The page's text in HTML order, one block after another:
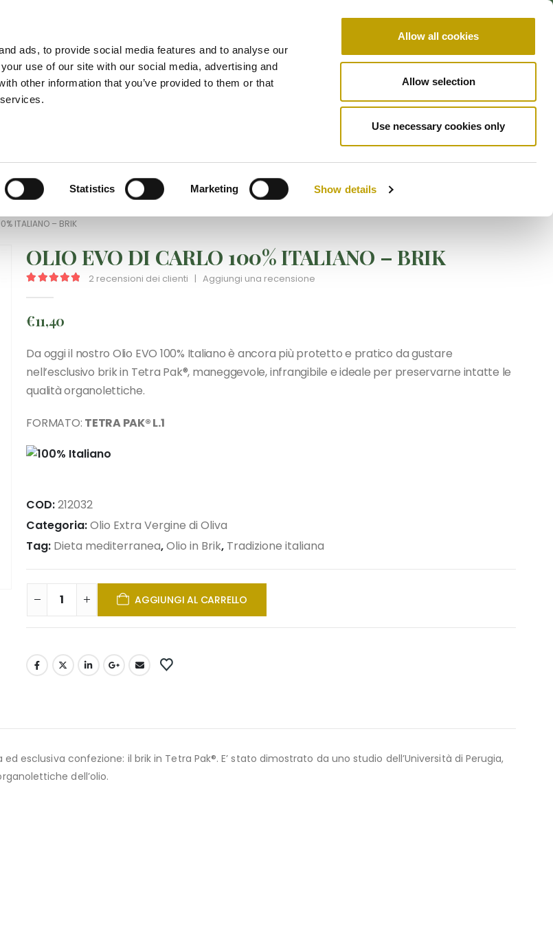
ads, to provide social media features and to analyse our
use of our site with our social media, advertising and
other information that you’ve provided to them or that
Statistics Marketing Show details
Allow all cookies
Allow selection
Use necessary cookies only
Certificazioni Contatti
SERVIZIO CLIENTI
+39 0828 957081
0
DI CARLO PROFESSIONAL
ITALIANO – BRIK
OLIO EVO DI CARLO 100% ITALIANO – BRIK
2recensioni dei clienti | Aggiungi una recensione
€11,40
Da oggi il nostro Olio EVO 100% Italiano è ancora più protetto e pratico da gustare
nell’esclusivo brik in Tetra Pak®, maneggevole, infrangibile e ideale per preservarne intatte le
qualità organolettiche.
FORMATO: TETRA PAK® L.1
COD:212032
Categoria:Olio Extra Vergine di Oliva
Tag: Dieta mediterranea,Olio in Brik, Tradizione italiana
AGGIUNGI AL CARRELLO
esclusiva confezione: il brik in Tetra Pak®. E’ stato dimostrato da uno studio dell’Università di Perugia,
dell’olio.